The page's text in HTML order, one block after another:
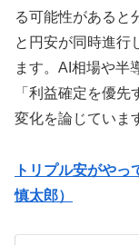
る可能性があると
と円安が同時進行
ます。AI相場や半
「利益確定を優
変化を論じていま
トリプル安がや
慎太郎）